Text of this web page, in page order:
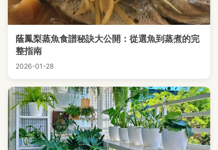
蔭鳳梨蒸魚食譜秘訣大公開：從選魚到蒸煮的完
整指南
2026-01-28